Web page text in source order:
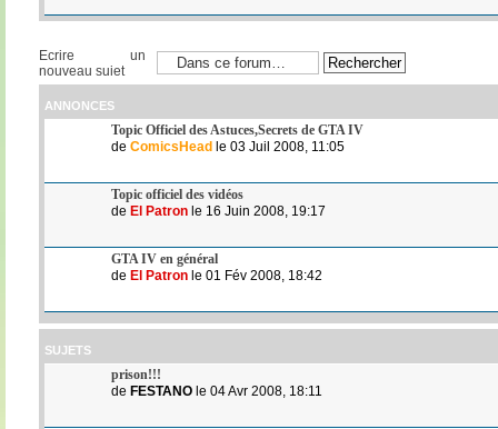
Ecrire un
nouveau sujet
ANNONCES
Topic Officiel des Astuces,Secrets de GTA IV
de ComicsHeadle 03 Juil 2008, 11:05
Topic officiel des vidéos
de El Patronle 16 Juin 2008, 19:17
GTA IV en général
de El Patronle 01 Fév 2008, 18:42
SUJETS
prison!!!
de FESTANOle 04 Avr 2008, 18:11